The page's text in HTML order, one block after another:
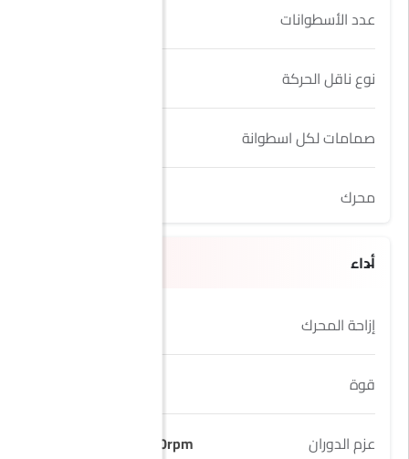
عدد الأسطوانات
نوع ناقل الحركة
صمامات لكل اسطوانة
محرك
أداء
إزاحة المحرك
قوة
عزم الدوران 770Nm@2000-4500rpm